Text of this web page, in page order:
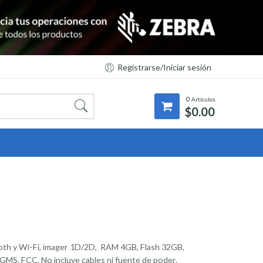
Registrarse/Iniciar sesión
0 Artículos
$0.00
y Wi-Fi, imager 1D/2D, RAM 4GB, Flash 32GB,
FCC. No incluye cables ni fuente de poder.